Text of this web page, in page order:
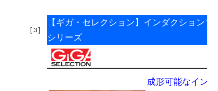
[３]
【ギガ・セレクション】インダクション
シリーズ
成形可能なイン